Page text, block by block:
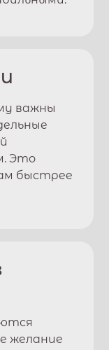
важны
Это
быстрее
желание